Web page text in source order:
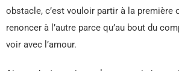
obstacle, c’est vouloir partir à la première
renoncer à l’autre parce qu’au bout du
voir avec l’amour.